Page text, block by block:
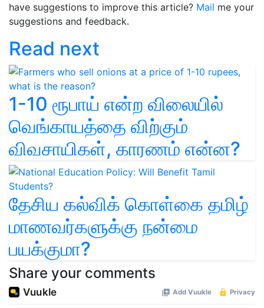
have suggestions to improve this article? Mail me your
suggestions and feedback.
Read next
1-10 ரூபாய் என்ற விலையில்
வெங்காயத்தை விற்கும்
விவசாயிகள், காரணம் என்ன?
தேசிய கல்விக் கொள்கை தமிழ்
மாணவர்களுக்கு நன்மை
பயக்குமா?
Share your comments